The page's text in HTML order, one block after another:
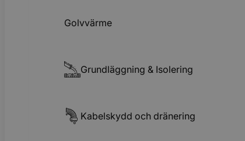
Golvvärme
Grundläggning & Isolering
Kabelskydd och dränering